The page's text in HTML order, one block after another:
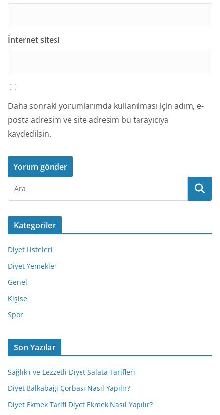
İnternet sitesi
Daha sonraki yorumlarımda kullanılması için adım, e-
posta adresim ve site adresim bu tarayıcıya
kaydedilsin.
Kategoriler
Diyet Listeleri
Diyet Yemekler
Genel
Kişisel
Spor
Son Yazılar
Sağlıklı ve Lezzetli Diyet Salata Tarifleri
Diyet Balkabağı Çorbası Nasıl Yapılır?
Diyet Ekmek Tarifi Diyet Ekmek Nasıl Yapılır?